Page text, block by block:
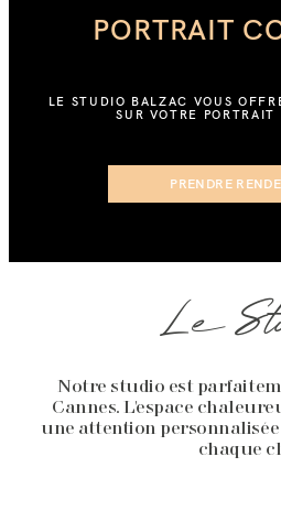
PORTRAIT
LE STUDIO BALZAC VOUS
SUR VOTRE PORTRAIT
PRENDRE
Le
Notre studio est
Cannes. L'espace
une attention
chaque